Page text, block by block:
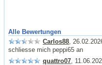
Alle Bewertungen
Carlos88,
schliesse mich peppi65 an
quattro07,